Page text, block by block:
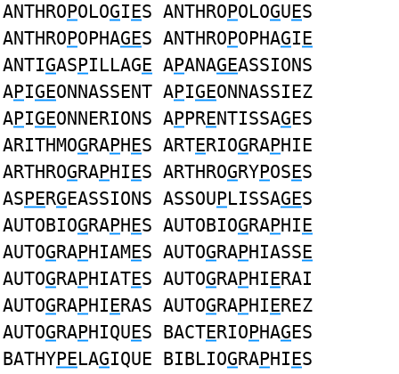
ANTHROPOLOGIES ANTHROPOLOGUES
ANTHROPOPHAGES ANTHROPOPHAGIE
ANTIGASPILLAGE APANAGEASSIONS
APIGEONNASSENT APIGEONNASSIEZ
APIGEONNERIONS APPRENTISSAGES
ARITHMOGRAPHES ARTERIOGRAPHIE
ARTHROGRAPHIES ARTHROGRYPOSES
ASPERGEASSIONS ASSOUPLISSAGES
AUTOBIOGRAPHES AUTOBIOGRAPHIE
AUTOGRAPHIAMES AUTOGRAPHIASSE
AUTOGRAPHIATES AUTOGRAPHIERAI
AUTOGRAPHIERAS AUTOGRAPHIEREZ
AUTOGRAPHIQUES BACTERIOPHAGES
BATHYPELAGIQUE BIBLIOGRAPHIES